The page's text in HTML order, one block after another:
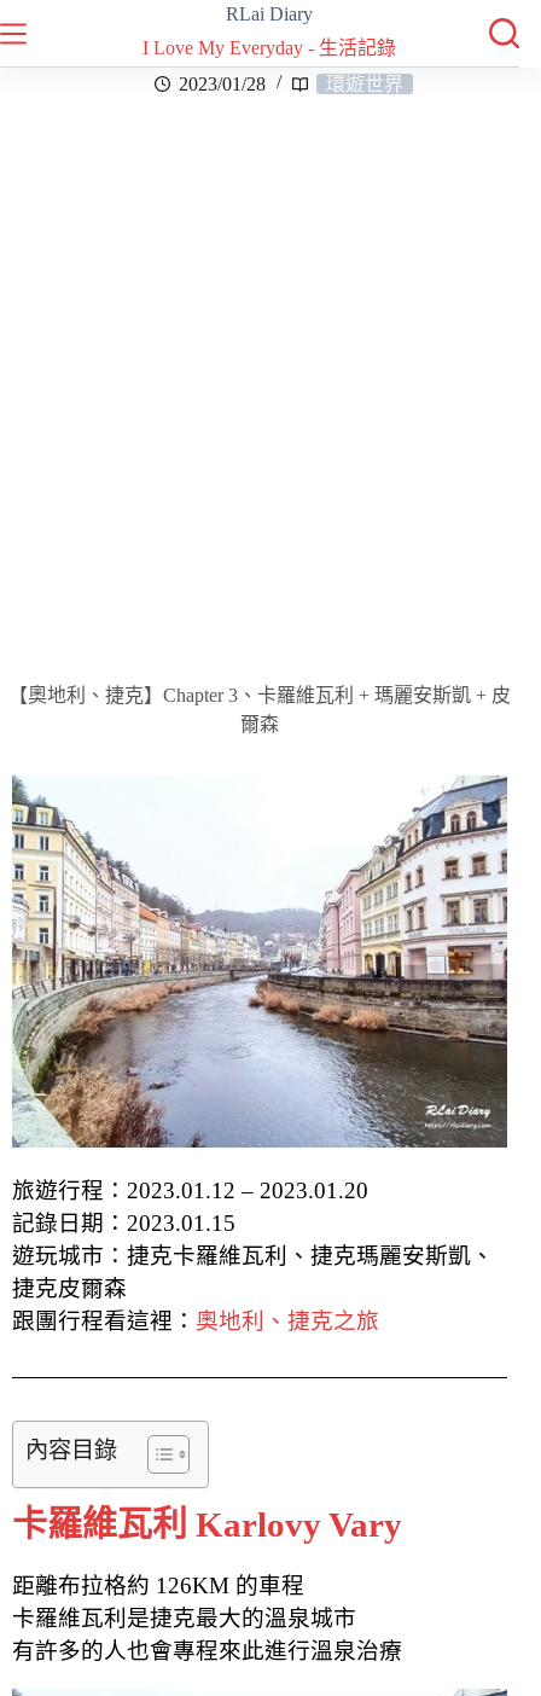
RLai Diary
I Love My Everyday - 生活記錄
2023/01/28
環遊世界
【奧地利、捷克】Chapter 3、卡羅維瓦利 + 瑪麗安斯凱 + 皮
爾森
旅遊行程：2023.01.12 – 2023.01.20
記錄日期：2023.01.15
遊玩城市：捷克卡羅維瓦利、捷克瑪麗安斯凱、
捷克皮爾森
跟團行程看這裡： 奧地利、捷克之旅
內容目錄
卡羅維瓦利 Karlovy Vary
距離布拉格約 126KM 的車程
卡羅維瓦利是捷克最大的溫泉城市
有許多的人也會專程來此進行溫泉治療